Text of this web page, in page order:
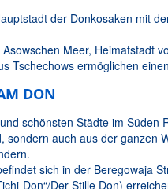
der Donkosaken mit
Meer, Heimatstadt
Tschechows ermöglichen
DON
schönsten Städte im
sondern auch aus der ganzen
sich in der Beregowaja
Don“/Der Stille Don)